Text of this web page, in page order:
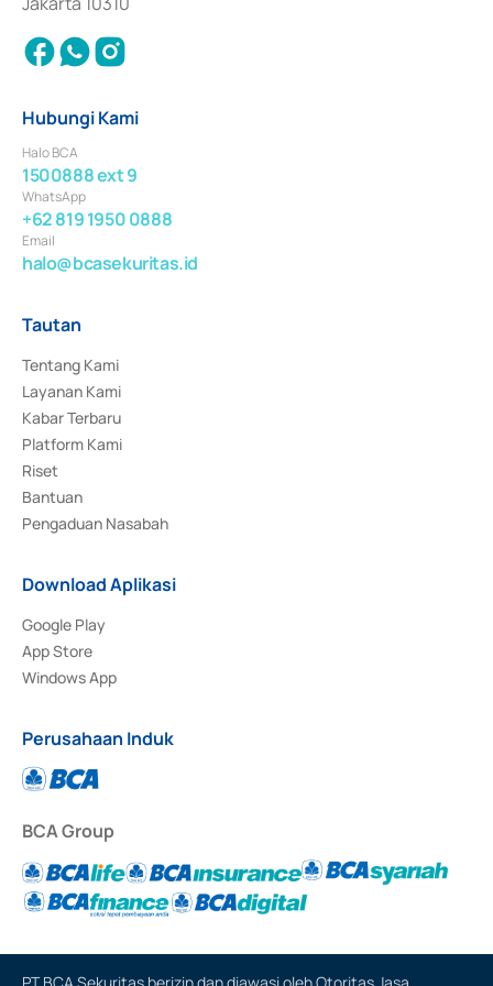
Hubungi Kami
Halo BCA
1500888 ext 9
WhatsApp
+62 819 1950 0888
Email
halo@bcasekuritas.id
Tautan
Tentang Kami
Layanan Kami
Kabar Terbaru
Platform Kami
Riset
Bantuan
Pengaduan Nasabah
Download Aplikasi
Google Play
App Store
Windows App
Perusahaan Induk
BCA Group